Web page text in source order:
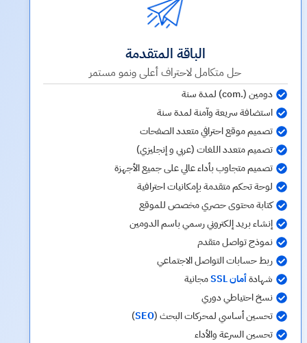
الباقة المتقدمة
حل متكامل لاحتراف أعلى ونمو مستمر
دومين (.com) لمدة سنة
استضافة سريعة وآمنة لمدة سنة
تصميم موقع احترافي متعدد الصفحات
تصميم متعدد اللغات (عربي و إنجليزي)
تصميم متجاوب بأداء عالي على جميع الأجهزة
لوحة تحكم متقدمة بإمكانيات احترافية
كتابة محتوى حصري مخصص للموقع
إنشاء بريد إلكتروني رسمي باسم الدومين
نموذج تواصل متقدم
ربط حسابات التواصل الاجتماعي
شهادةأمان SSL
مجانية
نسخ احتياطي دوري
تحسين أساسي لمحركات البحث (SEO
)
تحسين السرعة والأداء